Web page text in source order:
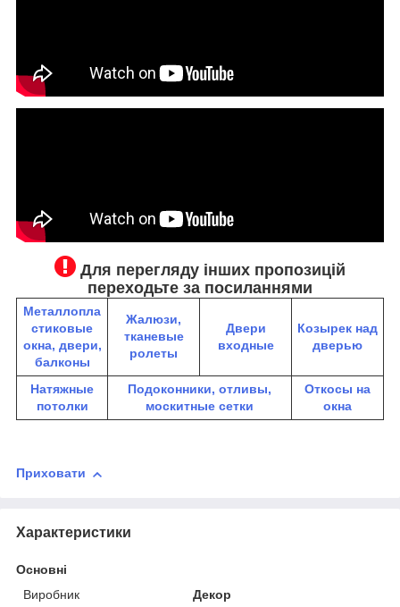
Для перегляду інших пропозицій
переходьте за посиланнями
Металлопла
стиковые
окна, двери,
балконы
Жалюзи,
тканевые
ролеты
Двери
входные
Козырек над
дверью
Натяжные
потолки
Подоконники, отливы,
москитные сетки
Откосы на
окна
Приховати
Характеристики
Основні
Виробник
Декор